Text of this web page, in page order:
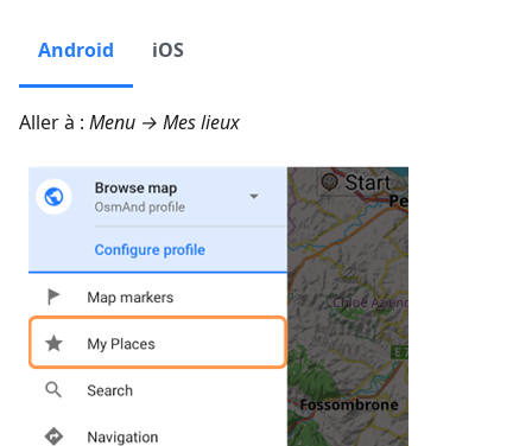
Android iOS
Aller à : Menu → Mes lieux